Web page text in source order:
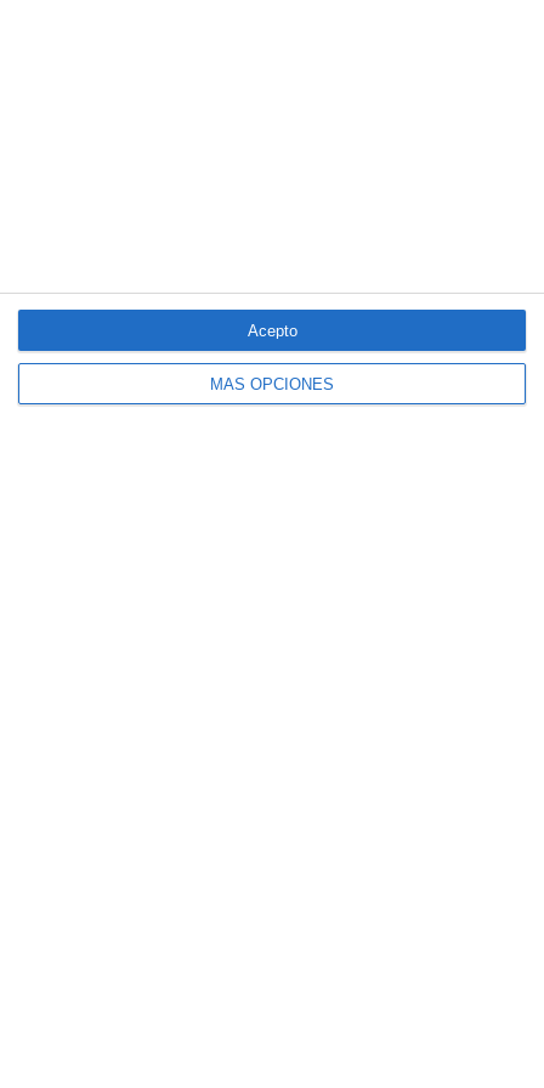
MÁS OPCIONES
Acepto